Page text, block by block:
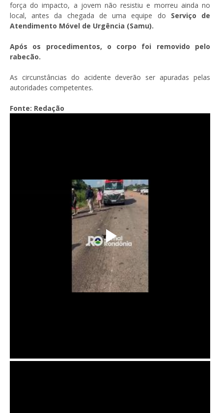
força do impacto, a jovem não resistiu e morreu ainda no
local, antes da chegada de uma equipe do Serviço de
Atendimento Móvel de Urgência (Samu).
Após os procedimentos, o corpo foi removido pelo
rabecão.
As circunstâncias do acidente deverão ser apuradas pelas
autoridades competentes.
Fonte: Redação